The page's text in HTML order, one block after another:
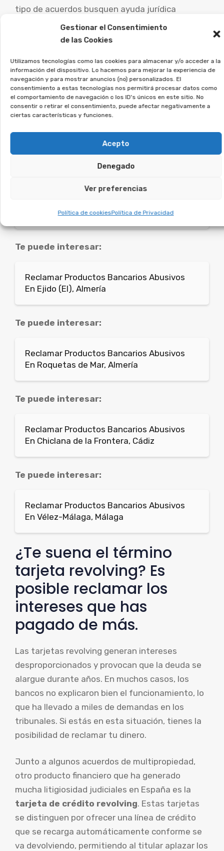
Gestionar el Consentimiento
de las Cookies
Utilizamos tecnologías como las cookies para almacenar y/o acceder a la
información del dispositivo. Lo hacemos para mejorar la experiencia de
navegación y para mostrar anuncios (no) personalizados. El
consentimiento a estas tecnologías nos permitirá procesar datos como
el comportamiento de navegación o los ID's únicos en este sitio. No
consentir o retirar el consentimiento, puede afectar negativamente a
ciertas características y funciones.
Acepto
Denegado
Ver preferencias
Política de cookiesPolítica de Privacidad
tipo de acuerdos busquen ayuda jurídica
experta para examinar su caso concreto y
estudiar las opciones legales.
Desde la Asociación Afeban
trabajamos para los
consumidores a recuperar su
dinero.
Si estás en esta situación, deja tus datos, y
analizaremos tu caso.
Te puede interesar:
En Puerto de Santa María (El), Cádiz
Te puede interesar:
Reclamar Productos Bancarios Abusivos
En Ejido (El), Almería
Te puede interesar:
Reclamar Productos Bancarios Abusivos
En Roquetas de Mar, Almería
Te puede interesar:
Reclamar Productos Bancarios Abusivos
En Chiclana de la Frontera, Cádiz
Te puede interesar:
Reclamar Productos Bancarios Abusivos
En Vélez-Málaga, Málaga
¿Te suena el término
tarjeta revolving? Es
posible reclamar los
intereses que has
pagado de más.
Las tarjetas revolving generan intereses
desproporcionados y provocan que la deuda se
alargue durante años. En muchos casos, los
bancos no explicaron bien el funcionamiento, lo
que ha llevado a miles de demandas en los
tribunales. Si estás en esta situación, tienes la
posibilidad de reclamar tu dinero.
Junto a algunos acuerdos de multipropiedad,
otro producto financiero que ha generado
mucha litigiosidad judiciales en España es la
tarjeta de crédito revolving. Estas tarjetas
se distinguen por ofrecer una línea de crédito
que se recarga automáticamente conforme se
va devolviendo, permitiendo al titular aplazar los